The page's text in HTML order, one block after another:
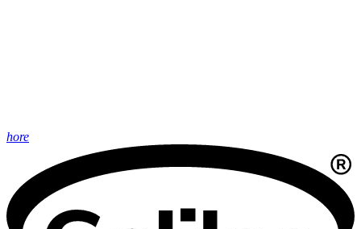
hore